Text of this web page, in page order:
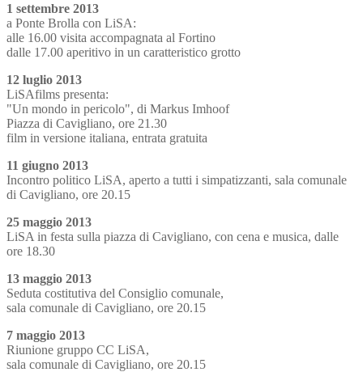
1 settembre 2013
a Ponte Brolla con LiSA:
alle 16.00 visita accompagnata al Fortino
dalle 17.00 aperitivo in un caratteristico grotto
12 luglio 2013
LiSAfilms presenta:
"Un mondo in pericolo", di Markus Imhoof
Piazza di Cavigliano, ore 21.30
film in versione italiana, entrata gratuita
11 giugno 2013
Incontro politico LiSA, aperto a tutti i simpatizzanti, sala comunale
di Cavigliano, ore 20.15
25 maggio 2013
LiSA in festa sulla piazza di Cavigliano, con cena e musica, dalle
ore 18.30
13 maggio 2013
Seduta costitutiva del Consiglio comunale,
sala comunale di Cavigliano, ore 20.15
7 maggio 2013
Riunione gruppo CC LiSA,
sala comunale di Cavigliano, ore 20.15